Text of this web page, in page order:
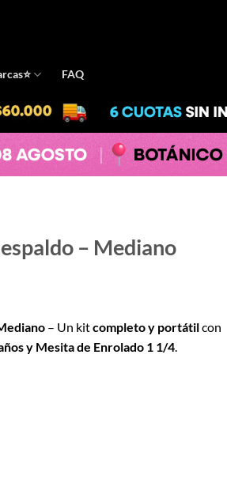
FAQ
– Mediano
– Un kitcompleto y portátilcon
y Mesita de Enrolado 1 1/4.